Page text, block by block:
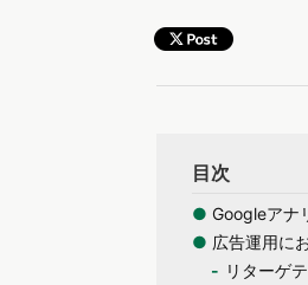
目次
● Googleアナ
● 広告運用に
リターゲ